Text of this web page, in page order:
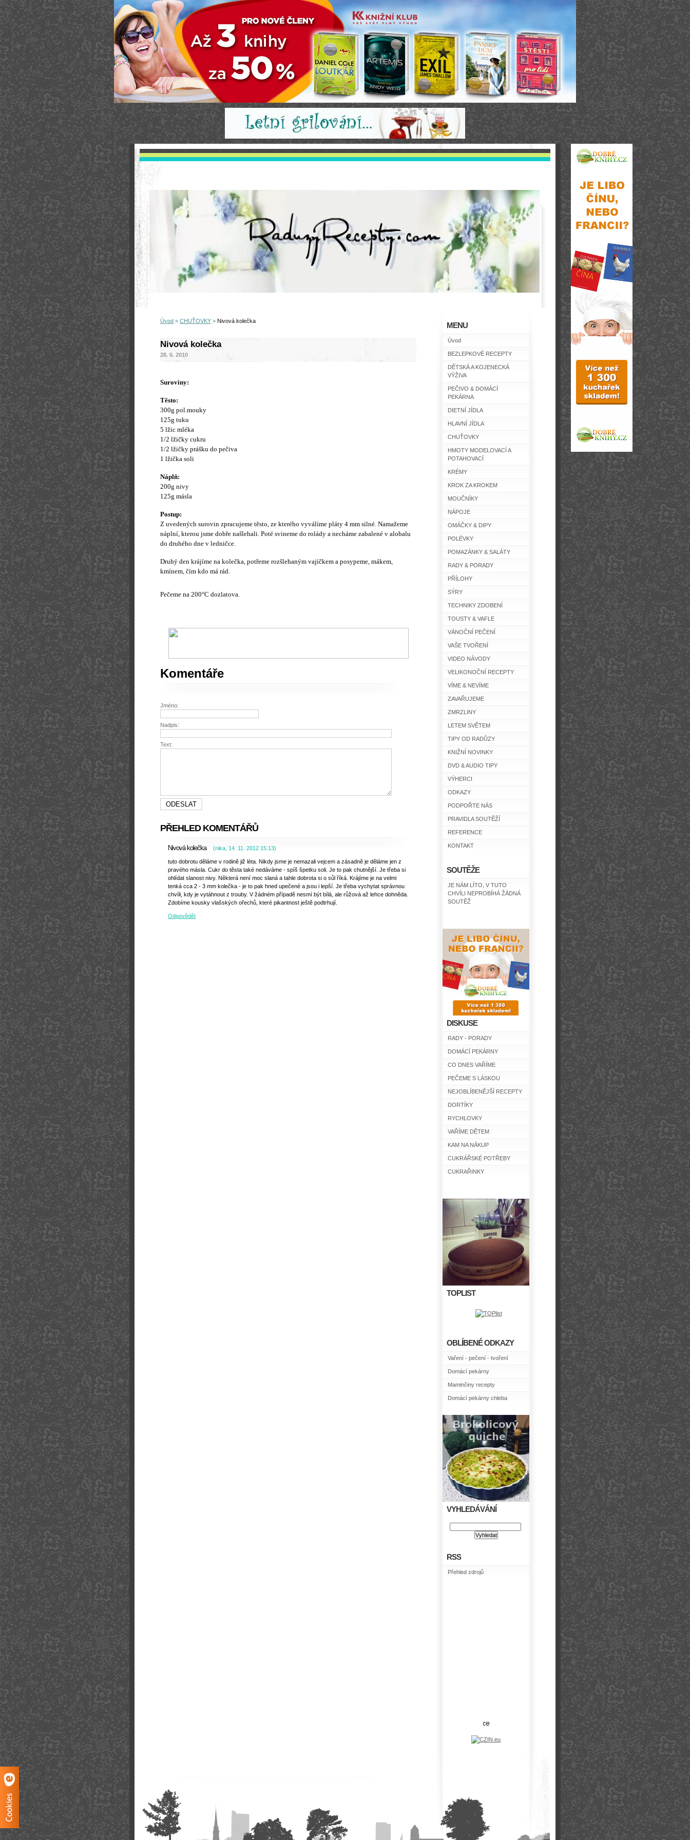
MENU
Úvod
BEZLEPKOVÉ RECEPTY
DĚTSKÁ A KOJENECKÁ
VÝŽIVA
PEČIVO & DOMÁCÍ
PEKÁRNA
DIETNÍ JÍDLA
HLAVNÍ JÍDLA
CHUŤOVKY
HMOTY MODELOVACÍ A
POTAHOVACÍ
KRÉMY
KROK ZA KROKEM
MOUČNÍKY
NÁPOJE
OMÁČKY & DIPY
POLÉVKY
POMAZÁNKY & SALÁTY
RADY & PORADY
PŘÍLOHY
SÝRY
TECHNIKY ZDOBENÍ
TOUSTY & VAFLE
VÁNOČNÍ PEČENÍ
VAŠE TVOŘENÍ
VIDEO NÁVODY
VELIKONOČNÍ RECEPTY
VÍME & NEVÍME
ZAVAŘUJEME
ZMRZLINY
LETEM SVĚTEM
TIPY OD RADŮZY
KNIŽNÍ NOVINKY
DVD & AUDIO TIPY
VÝHERCI
ODKAZY
PODPOŘTE NÁS
PRAVIDLA SOUTĚŽÍ
REFERENCE
KONTAKT
SOUTĚŽE
JE NÁM LÍTO, V TUTO
CHVÍLI NEPROBÍHÁ ŽÁDNÁ
SOUTĚŽ
DISKUSE
RADY - PORADY
DOMÁCÍ PEKÁRNY
CO DNES VAŘÍME
PEČEME S LÁSKOU
NEJOBLÍBENĚJŠÍ RECEPTY
DORTÍKY
RYCHLOVKY
VAŘÍME DĚTEM
KAM NA NÁKUP
CUKRÁŘSKÉ POTŘEBY
CUKRAŘINKY
TOPLIST
OBLÍBENÉ ODKAZY
Vaření - pečení - tvoření
Domácí pekárny
Maminčiny recepty
Domácí pekárny chleba
VYHLEDÁVÁNÍ
RSS
Přehled zdrojů
Úvod » CHUŤOVKY » Nivová kolečka
Nivová kolečka
28. 6. 2010
Suroviny:
Těsto:
300g pol.mouky
125g tuku
5 lžic mléka
1/2 lžičky cukru
1/2 lžičky prášku do pečiva
1 lžička soli
Náplň:
200g nivy
125g másla
Postup:
Z uvedených surovin zpracujeme těsto, ze kterého vyválíme pláty 4 mm silné. Namažeme
náplní, kterou jsme dobře našlehali. Poté svineme do rolády a necháme zabalené v alobalu
do druhého dne v ledničce.
Druhý den krájíme na kolečka, potřeme rozšlehaným vajíčkem a posypeme, mákem,
kmínem, čím kdo má rád.
Pečeme na 200°C dozlatova.
Komentáře
Jméno:
Nadpis:
Text:
PŘEHLED KOMENTÁŘŮ
Nivová kolečka (nika 14. 11. 2012 15:13)
tuto dobrotu děláme v rodině již léta. Nikdy jsme je nemazali vejcem a zásadně je děláme jen z
pravého másla. Cukr do těsta také nedáváme - spíš špetku soli. Je to pak chutnější. Je třeba si
ohlídat slanost nivy. Některá není moc slaná a tahle dobrota si o sůl říká. Krájíme je na velmi
tenká cca 2 - 3 mm kolečka - je to pak hned upečené a jsou i lepší. Je třeba vychytat správnou
chvíli, kdy je vytáhnout z trouby. V žádném případě nesmí být bílá, ale růžová až lehce dohněda.
Zdobíme kousky vlašských ořechů, které pikantnost ještě podtrhují.
Odpovědět